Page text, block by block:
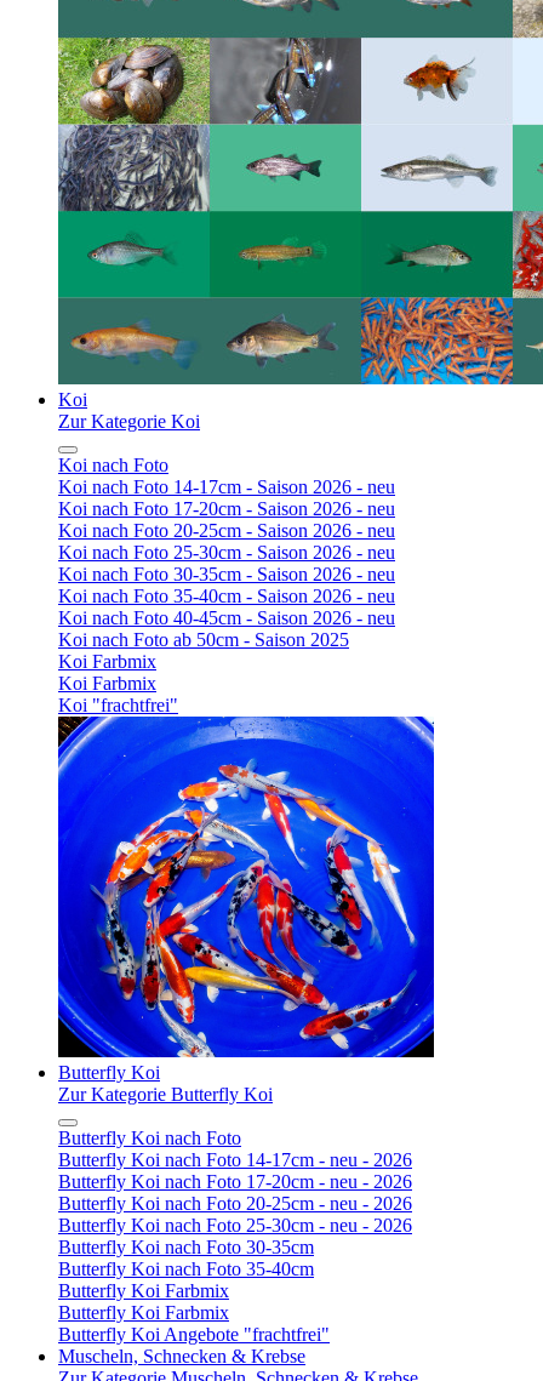
Koi
Zur Kategorie Koi
Koi nach Foto
Koi nach Foto 14-17cm - Saison 2026 - neu
Koi nach Foto 17-20cm - Saison 2026 - neu
Koi nach Foto 20-25cm - Saison 2026 - neu
Koi nach Foto 25-30cm - Saison 2026 - neu
Koi nach Foto 30-35cm - Saison 2026 - neu
Koi nach Foto 35-40cm - Saison 2026 - neu
Koi nach Foto 40-45cm - Saison 2026 - neu
Koi nach Foto ab 50cm - Saison 2025
Koi Farbmix
Koi Farbmix
Koi "frachtfrei"
Butterfly Koi
Zur Kategorie Butterfly Koi
Butterfly Koi nach Foto
Butterfly Koi nach Foto 14-17cm - neu - 2026
Butterfly Koi nach Foto 17-20cm - neu - 2026
Butterfly Koi nach Foto 20-25cm - neu - 2026
Butterfly Koi nach Foto 25-30cm - neu - 2026
Butterfly Koi nach Foto 30-35cm
Butterfly Koi nach Foto 35-40cm
Butterfly Koi Farbmix
Butterfly Koi Farbmix
Butterfly Koi Angebote "frachtfrei"
Muscheln, Schnecken & Krebse